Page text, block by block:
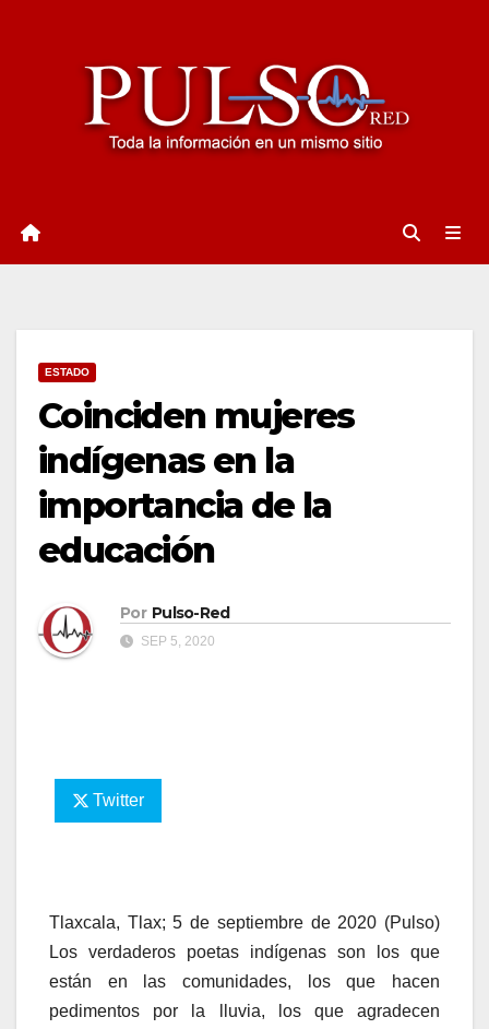
ESTADO
Coinciden mujeres
indígenas en la
importancia de la
educación
Por Pulso-Red
SEP 5, 2020
Twitter
Tlaxcala, Tlax; 5 de septiembre de 2020 (Pulso)
Los verdaderos poetas indígenas son los que
están en las comunidades, los que hacen
pedimentos por la lluvia, los que agradecen